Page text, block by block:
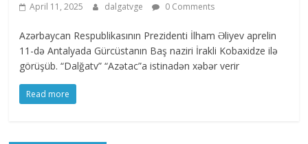
April 11, 2025 dalgatvge 0 Comments
Azərbaycan Respublikasının Prezidenti İlham Əliyev aprelin
11-də Antalyada Gürcüstanın Baş naziri İrakli Kobaxidze ilə
görüşüb. “Dalğatv” “Azətac”a istinadən xəbər verir
Read more